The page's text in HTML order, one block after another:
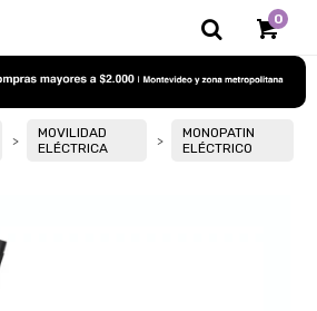
0
MOVILIDAD
ELÉCTRICA
MONOPATIN
ELÉCTRICO